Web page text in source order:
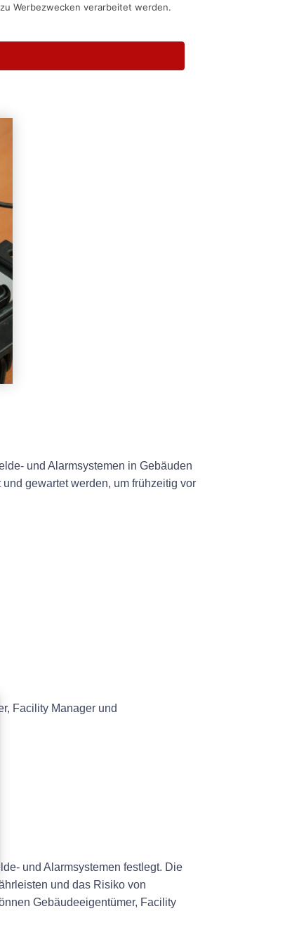
Werbezwecken verarbeitet werden.
und Alarmsystemen in Gebäuden
gewartet werden, um frühzeitig vor
Facility Manager und
und Alarmsystemen festlegt. Die
und das Risiko von
Gebäudeeigentümer, Facility